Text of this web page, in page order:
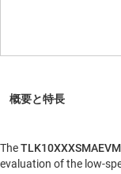
TheTLK10XXXSMAEVM
evaluation of the low-